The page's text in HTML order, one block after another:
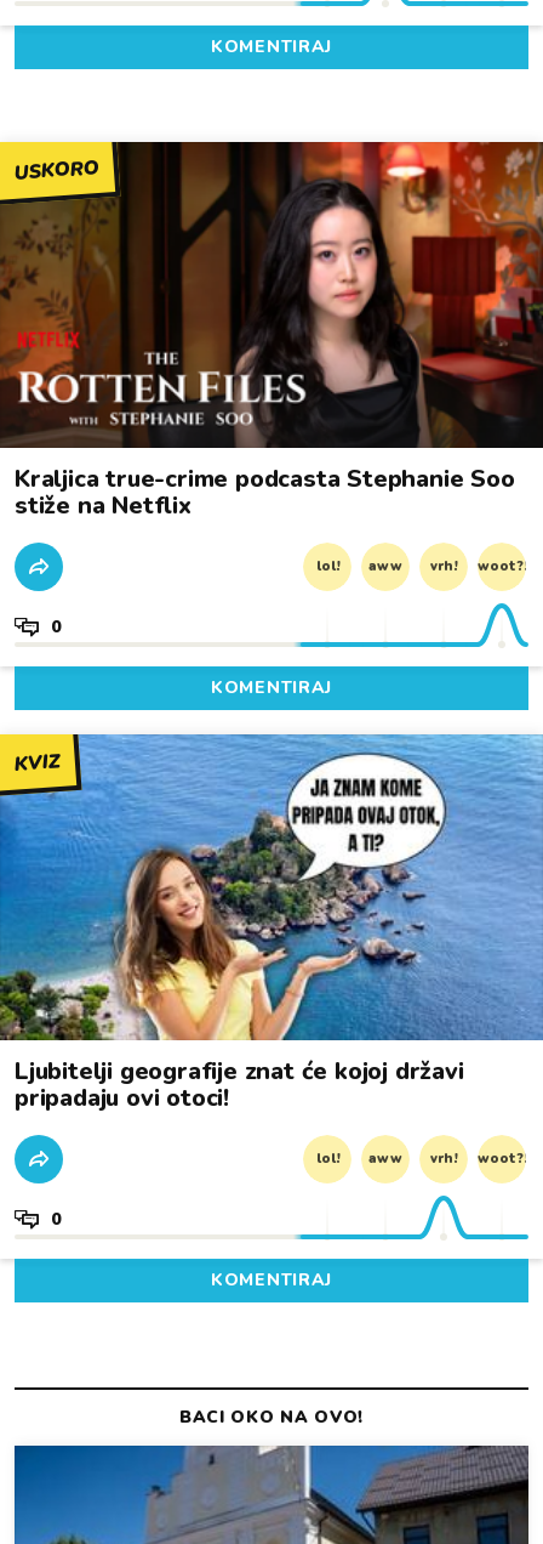
KOMENTIRAJ
USKORO
Kraljica true-crime podcasta Stephanie Soo
stiže na Netflix
lol! aww vrh! woot?!
0
KOMENTIRAJ
KVIZ
Ljubitelji geografije znat će kojoj državi
pripadaju ovi otoci!
lol! aww vrh! woot?!
0
KOMENTIRAJ